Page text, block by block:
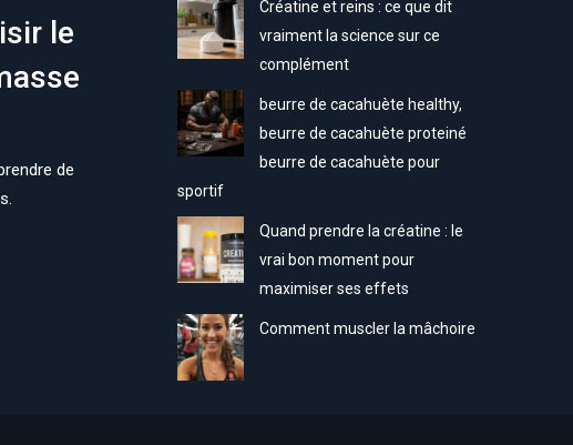
le
de
Créatine et reins : ce que dit
vraiment la science sur ce
complément
beurre de cacahuète healthy,
beurre de cacahuète proteiné
beurre de cacahuète pour
sportif
Quand prendre la créatine : le
vrai bon moment pour
maximiser ses effets
Comment muscler la mâchoire